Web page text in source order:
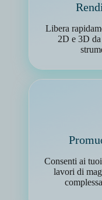
Libera
2D e 3D
Consenti ai
lavori di